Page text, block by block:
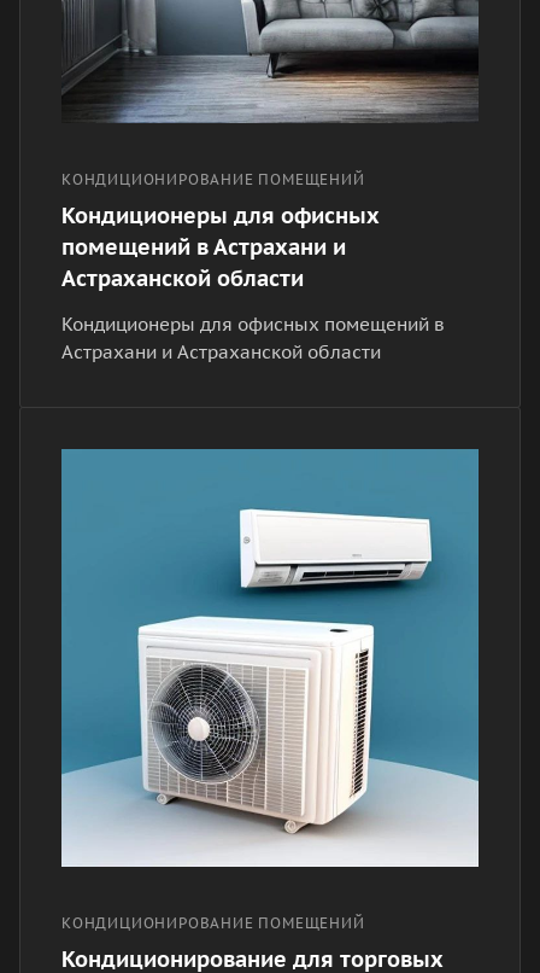
КОНДИЦИОНИРОВАНИЕ ПОМЕЩЕНИЙ
Кондиционеры для офисных
помещений в Астрахани и
Астраханской области
Кондиционеры для офисных помещений в
Астрахани и Астраханской области
КОНДИЦИОНИРОВАНИЕ ПОМЕЩЕНИЙ
Кондиционирование для торговых